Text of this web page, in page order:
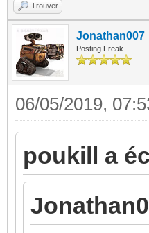
Trouver
Jonathan007
Posting Freak
06/05/2019,
poukill a